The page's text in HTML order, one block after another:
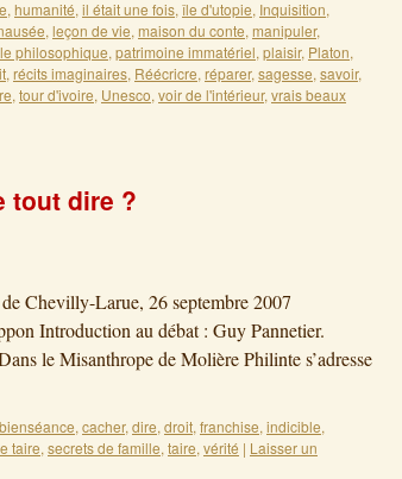
, humanité, il était une fois, île d'utopie, Inquisition,
, leçon de vie, maison du conte, manipuler,
philosophique, patrimoine immatériel, plaisir, Platon,
, récits imaginaires, Réécricre, réparer, sagesse, savoir,
, tour d'ivoire, Unesco, voir de l'intérieur, vrais beaux
tout dire ?
Chevilly-Larue, 26 septembre 2007
Introduction au débat : Guy Pannetier.
le Misanthrope de Molière Philinte s’adresse
bienséance, cacher, dire, droit, franchise, indicible,
taire, secrets de famille, taire, vérité | Laisser un